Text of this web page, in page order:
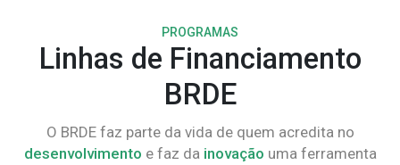
PROGRAMAS
Linhas de Financiamento
BRDE
O BRDE faz parte da vida de quem acredita no
desenvolvimento e faz da inovação uma ferramenta